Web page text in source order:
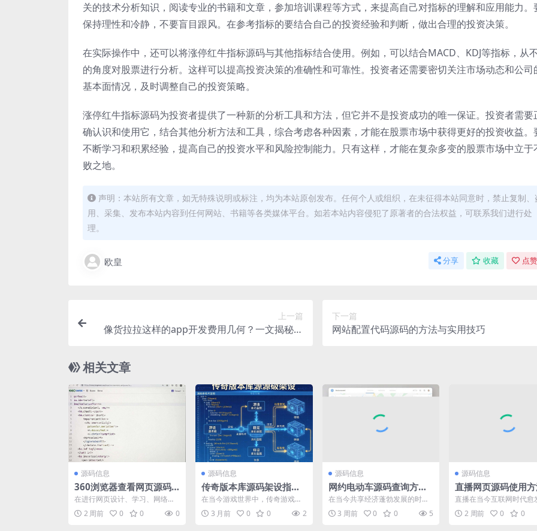
关的技术分析知识，阅读专业的书籍和文章，参加培训课程等方式，来提高自己对指标的理解和应用能力。
保持理性和冷静，不要盲目跟风。在参考指标的要结合自己的投资经验和判断，做出合理的投资决策。
在实际操作中，还可以将涨停红牛指标源码与其他指标结合使用。例如，可以结合MACD、KDJ等指标，从
的角度对股票进行分析。这样可以提高投资决策的准确性和可靠性。投资者还需要密切关注市场动态和公司
基本面情况，及时调整自己的投资策略。
涨停红牛指标源码为投资者提供了一种新的分析工具和方法，但它并不是投资成功的唯一保证。投资者需要
确认识和使用它，结合其他分析方法和工具，综合考虑各种因素，才能在股票市场中获得更好的投资收益。
不断学习和积累经验，提高自己的投资水平和风险控制能力。只有这样，才能在复杂多变的股票市场中立于
败之地。
声明：本站所有文章，如无特殊说明或标注，均为本站原创发布。任何个人或组织，在未征得本站同意时，禁止复制、
用、采集、发布本站内容到任何网站、书籍等各类媒体平台。如若本站内容侵犯了原著者的合法权益，可联系我们进行处
理。
欧皇 分享 收藏 点
上一篇
像货拉拉这样的app开发费用几何？一文揭秘开
下一篇
网站配置代码源码的方法与实用技巧
相关文章
源码信息
360浏览器查看网页源码
方法揭秘
在进行网页设计、学习、网络技
术研究的过程中，查看网页源码
是一项非常实用且重要的技...
2 周前 0 0 0
源码信息
传奇版本库源码架设指
南：一步步教你搭建属于
自己的传奇世界
在当今游戏世界中，传奇游戏以
其独特的魅力吸引着众多玩家。
对于一些游戏爱好者而言，...
3 月前 0 0 2
源码信息
网约电动车源码查询方法
全解析：带你轻松找到所
需资源
在当今共享经济蓬勃发展的时
代，网约电动车凭借其便捷、环
保等优势迅速走进大众生活。...
3 周前 0 0 5
源码信息
直播网页源码使用方
解析：从搭建到上
用指南
直播在当今互联网时代愈
行，无论是电商带货、知
还是娱乐互动，直播都成
2 周前 0 0